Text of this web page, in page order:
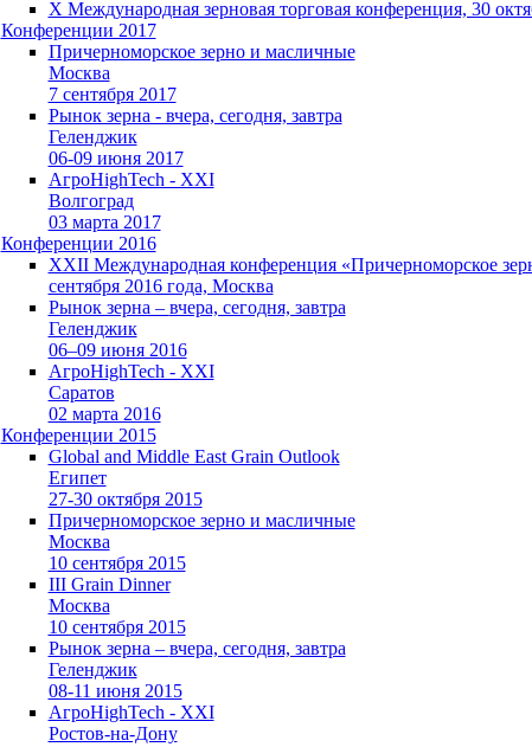
X Международная зерновая торговая конференция, 30
Конференции 2017
Причерноморское зерно и масличные
Москва
7 сентября 2017
Рынок зерна - вчера, сегодня, завтра
Геленджик
06-09 июня 2017
АгроHighTech - XXI
Волгоград
03 марта 2017
Конференции 2016
XXII Международная конференция «Причерноморское
сентября 2016 года, Москва
Рынок зерна – вчера, сегодня, завтра
Геленджик
06–09 июня 2016
АгроHighTech - XXI
Саратов
02 марта 2016
Конференции 2015
Global and Middle East Grain Outlook
Египет
27-30 октября 2015
Причерноморское зерно и масличные
Москва
10 сентября 2015
III Grain Dinner
Москва
10 сентября 2015
Рынок зерна – вчера, сегодня, завтра
Геленджик
08-11 июня 2015
АгроHighTech - XXI
Ростов-на-Дону